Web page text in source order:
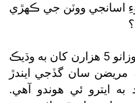
اسانجي ووٽن جي ڪهڙي
لاهور جي جنرل اسپتال ۾ روزانو 5 هزارن کان به وڌيڪ
مريضن سان گڏجي ايندڙ
ايترو ئي هوندو آهي.